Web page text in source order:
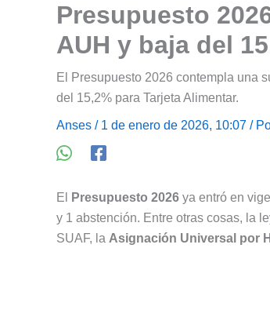
Presupuesto
AUH y baja del
El Presupuesto 2026 contempla una
del 15,2% para Tarjeta Alimentar.
Anses / 1 de enero de 2026, 10:07 /
El Presupuesto 2026 ya entró en
y 1 abstención. Entre otras cosas, la
SUAF, la Asignación Universal por